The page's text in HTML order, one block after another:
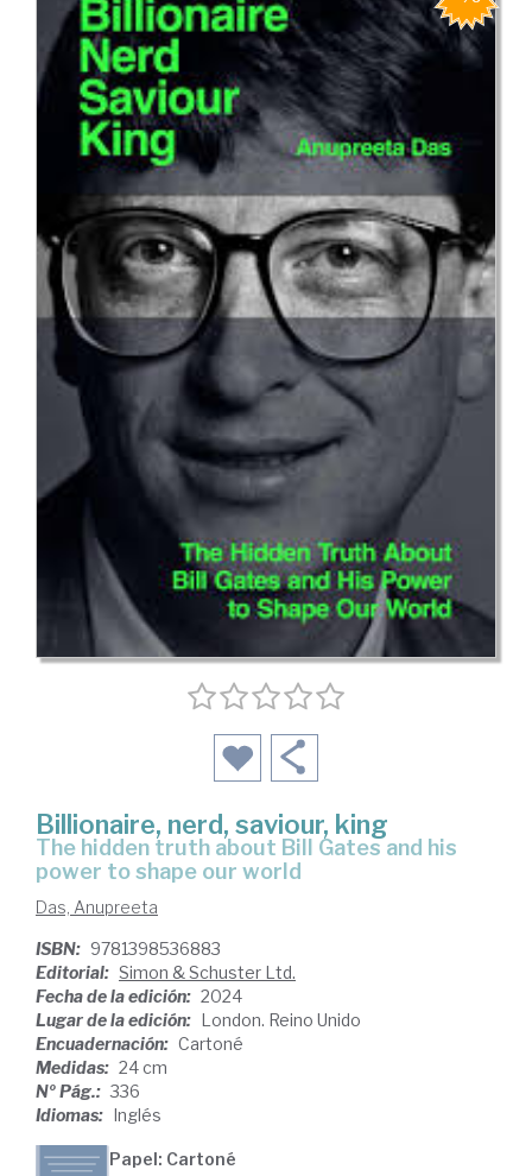
Billionaire, nerd, saviour, king
the hidden truth about Bill Gates and his
power to shape our world
Das, Anupreeta
ISBN: 9781398536883
Editorial: Simon & Schuster Ltd.
Fecha de la edición: 2024
Lugar de la edición: London. Reino Unido
Encuadernación: Cartoné
Medidas: 24 cm
Nº Pág.: 336
Idiomas: Inglés
Papel: Cartoné